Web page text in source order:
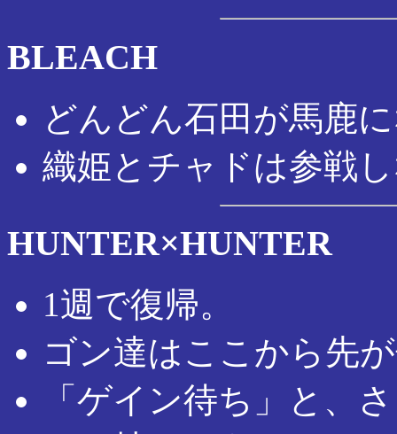
BLEACH
どんどん石田が馬鹿
織姫とチャドは参戦
HUNTER×HUNTER
1週で復帰。
ゴン達はここから先
「ゲイン待ち」と、